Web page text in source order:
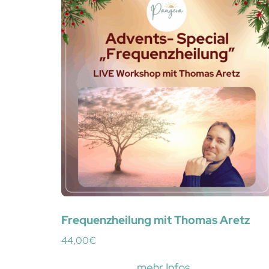
Frequenzheilung mit Thomas Aretz
44,00€